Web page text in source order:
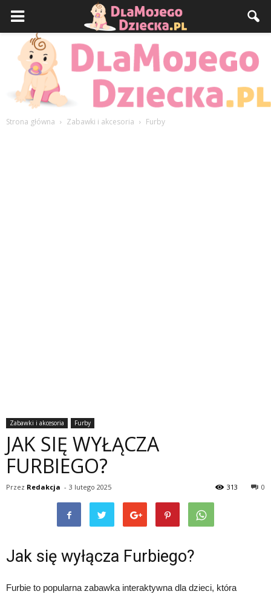
Strona główna Zabawki i akcesoria Furby
Zabawki i akcesoria Furby
JAK SIĘ WYŁĄCZA
FURBIEGO?
Przez Redakcja - 3 lutego 2025 0
313
Jak się wyłącza Furbiego?
Furbie to popularna zabawka interaktywna dla dzieci, która